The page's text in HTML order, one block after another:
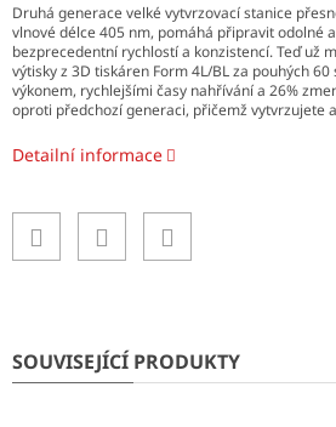
Druhá generace velké vytvrzovací stanice
vlnové délce 405 nm, pomáhá připravit odolné
bezprecedentní rychlostí a konzistencí. Teď už
výtisky z 3D tiskáren Form 4L/BL za pouhých 60
výkonem, rychlejšími časy nahřívání a 26%
oproti předchozí generaci, přičemž vytvrzujete
Detailní informace
SOUVISEJÍCÍ PRODUKTY